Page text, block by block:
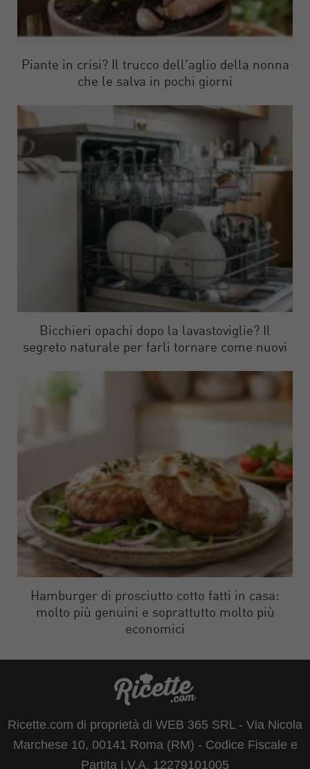
Piante in crisi? Il trucco dell’aglio della nonna
che le salva in pochi giorni
Bicchieri opachi dopo la lavastoviglie? Il
segreto naturale per farli tornare come nuovi
Hamburger di prosciutto cotto fatti in casa:
molto più genuini e soprattutto molto più
economici
Ricette.com di proprietà di WEB 365 SRL - Via Nicola
Marchese 10, 00141 Roma (RM) - Codice Fiscale e
Partita I.V.A. 12279101005